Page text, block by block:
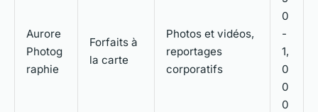
Aurore
Photog
raphie
Forfaits à
la carte
Photos et vidéos,
reportages
corporatifs
0
-
1,
0
0
0